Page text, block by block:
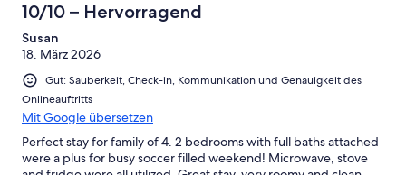
10/10 – Hervorragend
Susan
18. März 2026
Gut: Sauberkeit, Check-in, Kommunikation und Genauigkeit des
Onlineauftritts
Mit Google übersetzen
Perfect stay for family of 4. 2 bedrooms with full baths attached
were a plus for busy soccer filled weekend! Microwave, stove